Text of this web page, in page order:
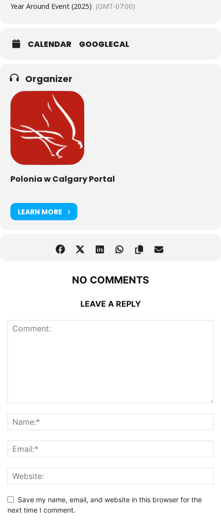
Year Around Event (2025) (GMT-07:00)
CALENDAR GOOGLECAL
Organizer
Polonia w Calgary Portal
LEARN MORE
NO COMMENTS
LEAVE A REPLY
Save my name, email, and website in this browser for the
next time I comment.